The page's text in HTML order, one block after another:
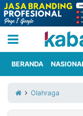
Iklan
Berita
Kami
BERANDA
Olahraga